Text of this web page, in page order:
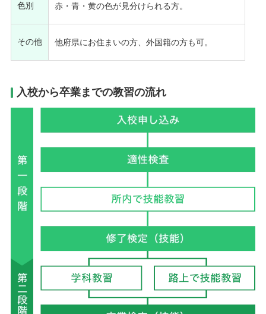
色別 赤・青・黄の色が見分けられる方。
その他 他府県にお住まいの方、外国籍の方も可。
入校から卒業までの教習の流れ